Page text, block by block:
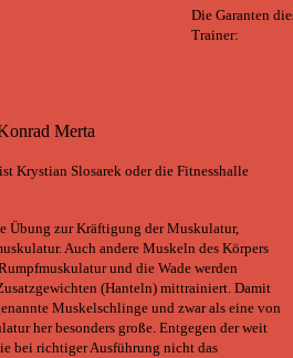
Merta
Die Garanten
Trainer:
Krystian Slosarek oder die Fitnesshalle
Übung zur Kräftigung der Muskulatur,
Auch andere Muskeln des Körpers
und die Wade werden
(Hanteln) mittrainiert. Damit
Muskelschlinge und zwar als eine von
her besonders große. Entgegen der weit
bei richtiger Ausführung nicht das